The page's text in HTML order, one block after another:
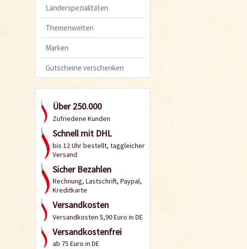
Länderspezialitäten
Themenwelten
Marken
Gutscheine verschenken
Über 250.000
Zufriedene Kunden
Schnell mit DHL
bis 12 Uhr bestellt, taggleicher
Versand
Sicher Bezahlen
Rechnung, Lastschrift, Paypal,
Kreditkarte
Versandkosten
Versandkosten 5,90 Euro in DE
Versandkostenfrei
ab 75 Euro in DE